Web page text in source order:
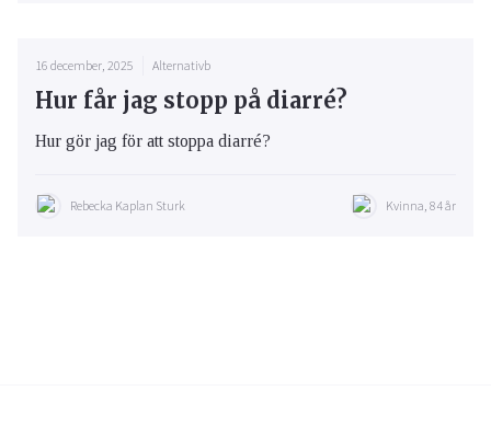
16 december, 2025 Alternativb
Hur får jag stopp på diarré?
Hur gör jag för att stoppa diarré?
Rebecka Kaplan Sturk Kvinna, 84 år